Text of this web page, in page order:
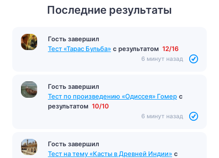
Последние результаты
Гость завершил
Тест Человек по обществознанию (11 класс)
Гость завершил
Тест «Тарас Бульба»
6 минут назад
Гость завершил
Тест по произведению «Одиссея» Гомер